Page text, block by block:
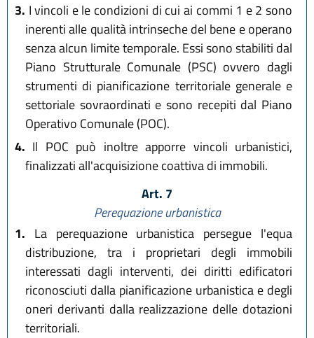
3. I vincoli e le condizioni di cui ai commi 1 e 2 sono
inerenti alle qualità intrinseche del bene e operano
senza alcun limite temporale. Essi sono stabiliti dal
Piano Strutturale Comunale (PSC) ovvero dagli
strumenti di pianificazione territoriale generale e
settoriale sovraordinati e sono recepiti dal Piano
Operativo Comunale (POC).
4. Il POC può inoltre apporre vincoli urbanistici,
finalizzati all'acquisizione coattiva di immobili.
Art. 7
Perequazione urbanistica
1. La perequazione urbanistica persegue l'equa
distribuzione, tra i proprietari degli immobili
interessati dagli interventi, dei diritti edificatori
riconosciuti dalla pianificazione urbanistica e degli
oneri derivanti dalla realizzazione delle dotazioni
territoriali.